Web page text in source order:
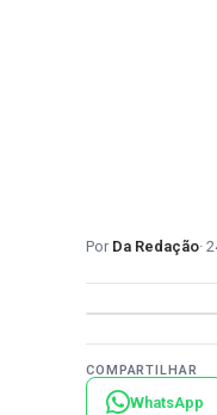
Da Redação
COMPARTILHAR
WhatsApp